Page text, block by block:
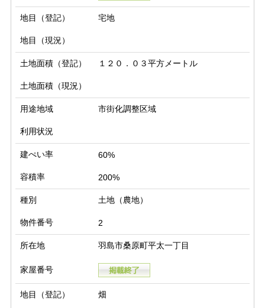
地目（登記） 宅地
地目（現況）
土地面積（登記） １２０．０３平方メートル
土地面積（現況）
用途地域 市街化調整区域
利用状況
建ぺい率 60%
容積率 200%
種別 土地（農地）
物件番号 2
所在地 羽島市桑原町平太一丁目
家屋番号
地目（登記） 畑